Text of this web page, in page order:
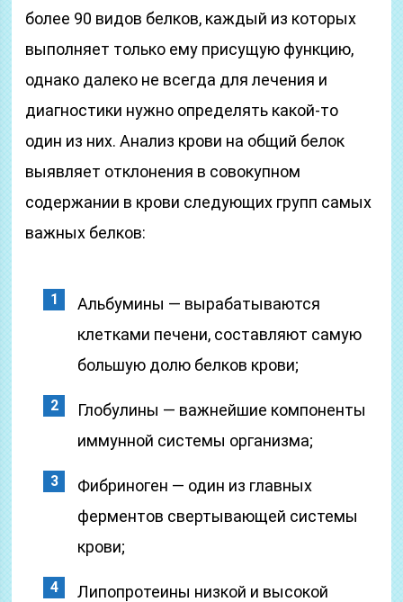
более 90 видов белков, каждый из которых
выполняет только ему присущую функцию,
однако далеко не всегда для лечения и
диагностики нужно определять какой-то
один из них. Анализ крови на общий белок
выявляет отклонения в совокупном
содержании в крови следующих групп самых
важных белков:
Альбумины — вырабатываются
клетками печени, составляют самую
большую долю белков крови;
Глобулины — важнейшие компоненты
иммунной системы организма;
Фибриноген — один из главных
ферментов свертывающей системы
крови;
Липопротеины низкой и высокой